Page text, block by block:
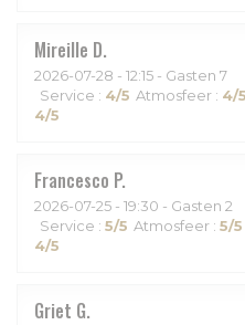
Mireille D
2026-07-28 - 12:15 - Gasten 7
Service : 4/5 Atmosfeer : 4/5
4/5
Francesco P
2026-07-25 - 19:30 - Gasten 2
Service : 5/5 Atmosfeer : 5/5
4/5
Griet G